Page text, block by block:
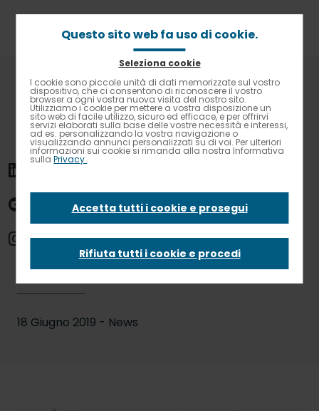
Contrasto elevato
Briciole
pane
Home
News
Al lavoro con mamma e papà, tutti chef per un giorno!
Al lavoro con
mamma e papà,
tutti chef per un
giorno!
18 Giugno 2019 - News
Questo sito web fa uso di cookie.
Seleziona cookie
I cookie sono piccole unità di dati memorizzate sul vostro
dispositivo, che ci consentono di riconoscere il vostro
browser a ogni vostra nuova visita del nostro sito.
Utilizziamo i cookie per mettere a vostra disposizione un
sito web di facile utilizzo, sicuro ed efficace, e per offrirvi
servizi elaborati sulla base delle vostre necessità e interessi,
ad es. personalizzando la vostra navigazione o
visualizzando annunci personalizzati su di voi. Per ulteriori
informazioni sui cookie si rimanda alla nostra Informativa
sullaPrivacy .
Accetta tutti i cookie e prosegui
Rifiuta tutti i cookie e procedi